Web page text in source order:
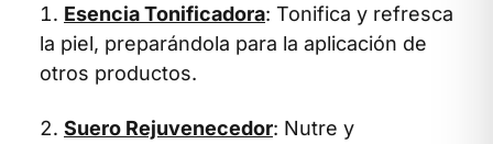
Esencia Tonificadora: Tonifica y refresca
la piel, preparándola para la aplicación de
otros productos.
Suero Rejuvenecedor: Nutre y